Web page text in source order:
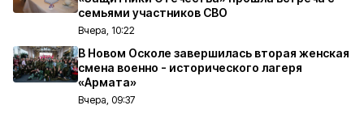
семьями участников СВО
Вчера, 10:22
В Новом Осколе завершилась вторая женская
смена военно - исторического лагеря
«Армата»
Вчера, 09:37